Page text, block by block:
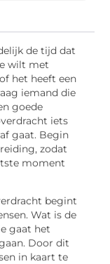
de tijd dat
wilt met
het heeft een
iemand die
goede
iets
gaat. Begin
zodat
moment
begint
Wat is de
gaat het
Door dit
in kaart te